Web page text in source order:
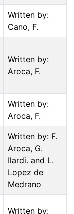
Written by:
Cano, F.
Written by:
Aroca, F.
Written by:
Aroca, F.
Written by: F.
Aroca, G.
Ilardi. and L.
Lopez de
Medrano
Written by: